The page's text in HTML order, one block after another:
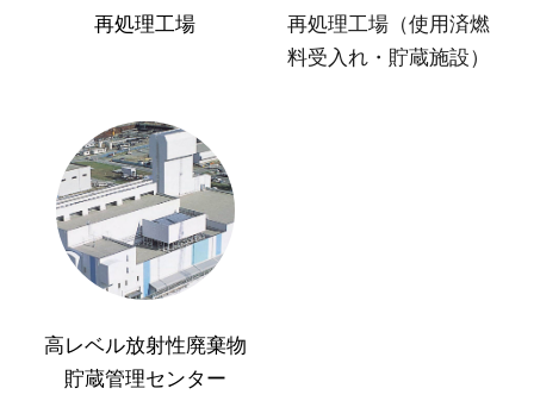
再処理工場
再処理工場（使用済燃
料受入れ・貯蔵施設）
高レベル放射性廃棄物
貯蔵管理センター